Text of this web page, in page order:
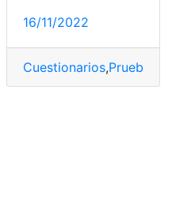
específicos
16/11/2022
Cuestionarios,Pruebas